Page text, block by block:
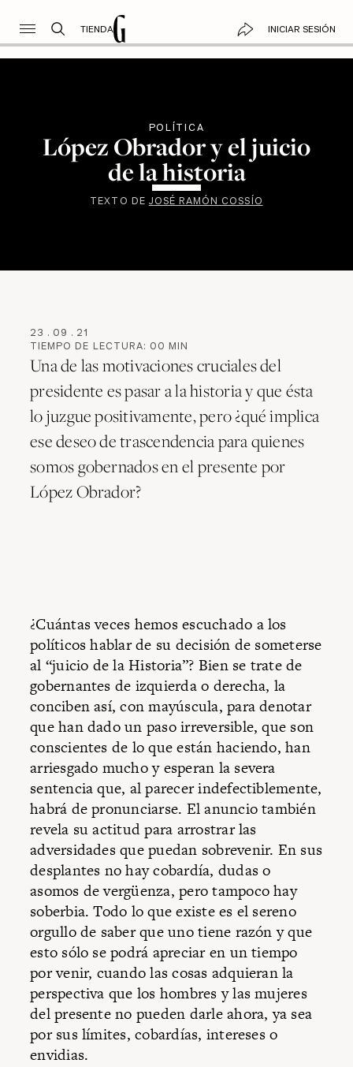
TIENDA INICIAR SESIÓN
POLÍTICA
López Obrador y el juicio
de la historia
TEXTO DE JOSÉ RAMÓN COSSÍO
23 . 09 . 21
TIEMPO DE LECTURA: 00 MIN
Una de las motivaciones cruciales del
presidente es pasar a la historia y que ésta
lo juzgue positivamente, pero ¿qué implica
ese deseo de trascendencia para quienes
somos gobernados en el presente por
López Obrador?
¿Cuántas veces hemos escuchado a los
políticos hablar de su decisión de someterse
al “juicio de la Historia”? Bien se trate de
gobernantes de izquierda o derecha, la
conciben así, con mayúscula, para denotar
que han dado un paso irreversible, que son
conscientes de lo que están haciendo, han
arriesgado mucho y esperan la severa
sentencia que, al parecer indefectiblemente,
habrá de pronunciarse. El anuncio también
revela su actitud para arrostrar las
adversidades que puedan sobrevenir. En sus
desplantes no hay cobardía, dudas o
asomos de vergüenza, pero tampoco hay
soberbia. Todo lo que existe es el sereno
orgullo de saber que uno tiene razón y que
esto sólo se podrá apreciar en un tiempo
por venir, cuando las cosas adquieran la
perspectiva que los hombres y las mujeres
del presente no pueden darle ahora, ya sea
por sus límites, cobardías, intereses o
envidias.